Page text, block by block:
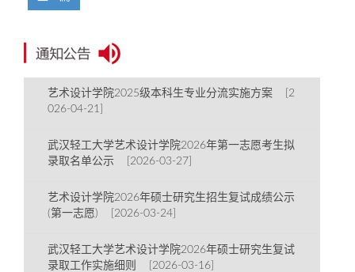
艺术设计学院2025级本科生专业分流实施方案 [2
026-04-21]
武汉轻工大学艺术设计学院2026年第一志愿考生拟
录取名单公示 [2026-03-27]
艺术设计学院2026年硕士研究生招生复试成绩公示
(第一志愿) [2026-03-24]
武汉轻工大学艺术设计学院2026年硕士研究生复试
录取工作实施细则 [2026-03-16]